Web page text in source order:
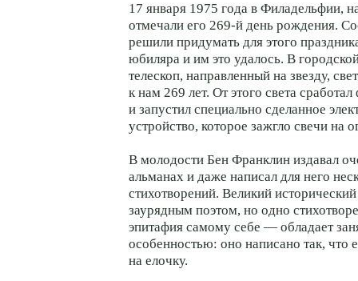
17 января 1975 года в Филадельфии,
отмечали его 269-й день рождения.
решили придумать для этого
юбиляра и им это удалось. В
телескоп, направленный на звезду,
к нам 269 лет. От этого света
и запустил специально сделанное
устройство, которое зажгло свечи на
В молодости Бен Франклин издавал
альманах и даже написал для него
стихотворений. Великий
заурядным поэтом, но одно
эпитафия самому себе — обладает
особенностью: оно написано так, что
на елочку.